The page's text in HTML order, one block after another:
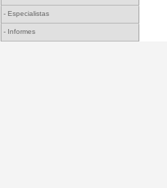
- Especialistas
- Informes